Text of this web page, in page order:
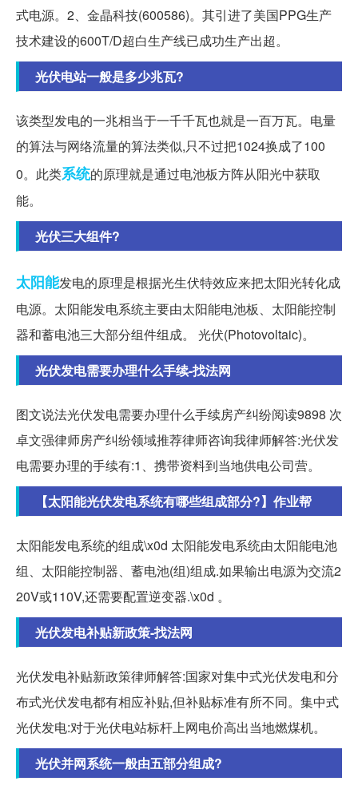
式电源。2、金晶科技(600586)。其引进了美国PPG生产
技术建设的600T/D超白生产线已成功生产出超。
光伏电站一般是多少兆瓦?
该类型发电的一兆相当于一千千瓦也就是一百万瓦。电量
的算法与网络流量的算法类似,只不过把1024换成了100
0。此类系统的原理就是通过电池板方阵从阳光中获取
能。
光伏三大组件?
太阳能发电的原理是根据光生伏特效应来把太阳光转化成
电源。太阳能发电系统主要由太阳能电池板、太阳能控制
器和蓄电池三大部分组件组成。 光伏(Photovoltaic)。
光伏发电需要办理什么手续-找法网
图文说法光伏发电需要办理什么手续房产纠纷阅读9898 次
卓文强律师房产纠纷领域推荐律师咨询我律师解答:光伏发
电需要办理的手续有:1、携带资料到当地供电公司营。
【太阳能光伏发电系统有哪些组成部分?】作业帮
太阳能发电系统的组成\x0d 太阳能发电系统由太阳能电池
组、太阳能控制器、蓄电池(组)组成.如果输出电源为交流2
20V或110V,还需要配置逆变器.\x0d 。
光伏发电补贴新政策-找法网
光伏发电补贴新政策律师解答:国家对集中式光伏发电和分
布式光伏发电都有相应补贴,但补贴标准有所不同。集中式
光伏发电:对于光伏电站标杆上网电价高出当地燃煤机。
光伏并网系统一般由五部分组成?